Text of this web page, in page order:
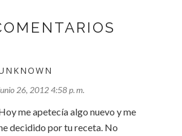
26, 2012 4:58 p. m.
me apetecía algo nuevo y me
decidido por tu receta. No